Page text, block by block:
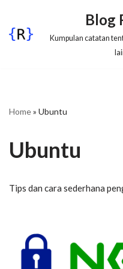
Lompat
Blog
Kumpulan catatan
Home» Ubuntu
Ubuntu
Tips dan cara sederhana